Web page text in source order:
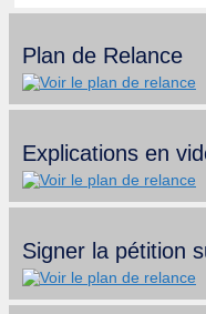
Plan de Relance
Explications en
Signer la pétition